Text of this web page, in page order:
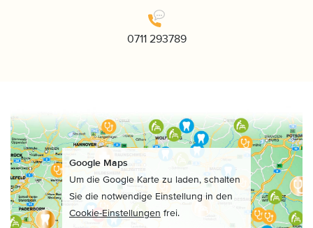
0711 293789
Google Maps
Um die Google Karte zu laden, schalten
Sie die notwendige Einstellung in den
Cookie-Einstellungen frei.